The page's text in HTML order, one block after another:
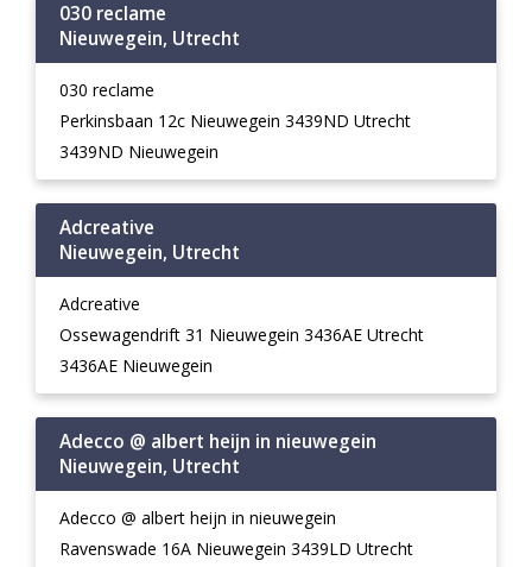
030 reclame
Nieuwegein, Utrecht
030 reclame
Perkinsbaan 12c Nieuwegein 3439ND Utrecht
3439ND Nieuwegein
Adcreative
Nieuwegein, Utrecht
Adcreative
Ossewagendrift 31 Nieuwegein 3436AE Utrecht
3436AE Nieuwegein
Adecco @ albert heijn in nieuwegein
Nieuwegein, Utrecht
Adecco @ albert heijn in nieuwegein
Ravenswade 16A Nieuwegein 3439LD Utrecht